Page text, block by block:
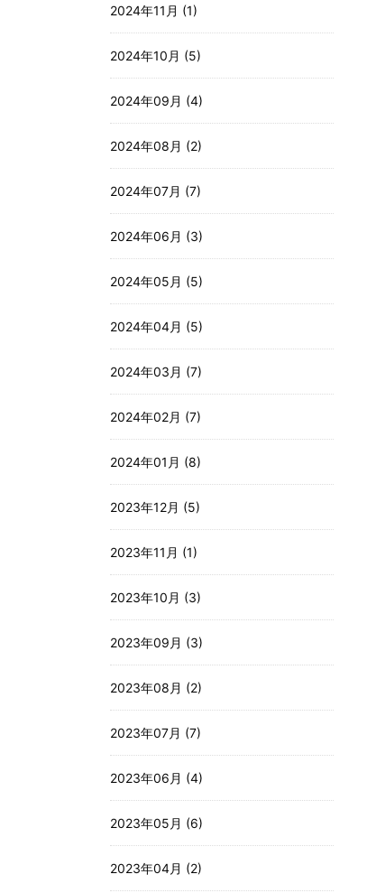
2024年11月 (1)
2024年10月 (5)
2024年09月 (4)
2024年08月 (2)
2024年07月 (7)
2024年06月 (3)
2024年05月 (5)
2024年04月 (5)
2024年03月 (7)
2024年02月 (7)
2024年01月 (8)
2023年12月 (5)
2023年11月 (1)
2023年10月 (3)
2023年09月 (3)
2023年08月 (2)
2023年07月 (7)
2023年06月 (4)
2023年05月 (6)
2023年04月 (2)